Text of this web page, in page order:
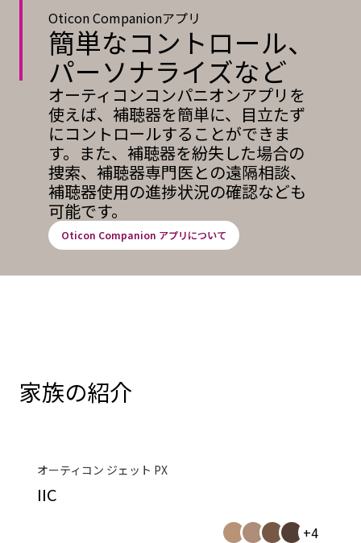
Oticon Companionアプリ
簡単なコントロール、
パーソナライズなど
オーティコンコンパニオンアプリを
使えば、補聴器を簡単に、目立たず
にコントロールすることができま
す。また、補聴器を紛失した場合の
捜索、補聴器専門医との遠隔相談、
補聴器使用の進捗状況の確認なども
可能です。
Oticon Companion アプリについて
家族の紹介
オーティコン ジェット PX
IIC
+4